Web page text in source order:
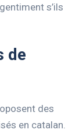
s’ils
de
des
en catalan.